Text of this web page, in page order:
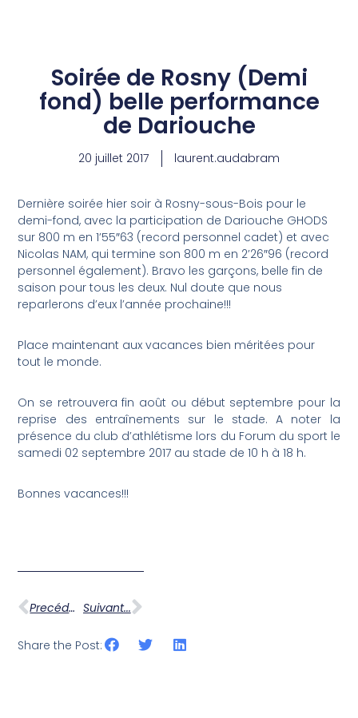
contenuSoirée de Rosny (Demi
fond) belle performance
de Dariouche
20 juillet 2017 laurent.audabram
Dernière soirée hier soir à Rosny-sous-Bois pour le
demi-fond, avec la participation de Dariouche GHODS
sur 800 m en 1’55″63 (record personnel cadet) et avec
Nicolas NAM, qui termine son 800 m en 2’26″96 (record
personnel également). Bravo les garçons, belle fin de
saison pour tous les deux. Nul doute que nous
reparlerons d’eux l’année prochaine!!!
Place maintenant aux vacances bien méritées pour
tout le monde.
On se retrouvera fin août ou début septembre pour la
reprise des entraînements sur le stade. A noter la
présence du club d’athlétisme lors du Forum du sport le
samedi 02 septembre 2017 au stade de 10 h à 18 h.
Bonnes vacances!!!
Precédent ... Suivant...
Share the Post: